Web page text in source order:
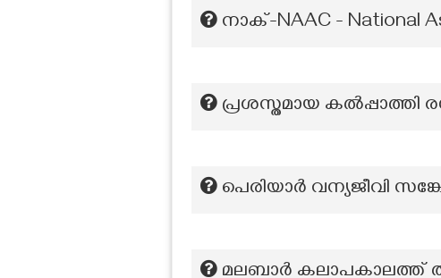
നാക്-NAAC - National
പ്രശസ്തമായ കൽപ്പാത്തി
പെരിയാര്‍ വന്യജീവി
മലബാർ കലാപകാലത്ത്